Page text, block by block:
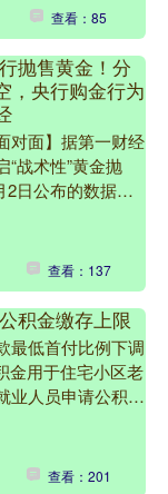
查看：85
抛售黄金！分
，央行购金行为
对面】据第一财经
“战术性”黄金抛
2日公布的数据显
两周内急卖黄金
查看：137
积金缴存上限
最低首付比例下调
金用于住宅小区老
业人员申请公积金
缩至6个月等，
条....
查看：201